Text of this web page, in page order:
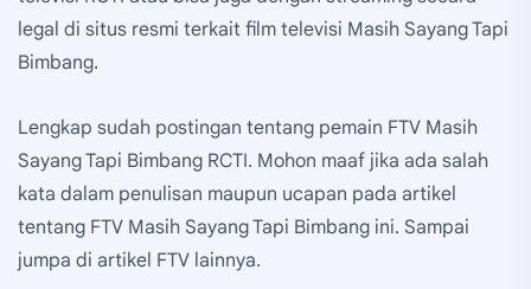
legal di situs resmi terkait film televisi Masih Sayang Tapi
Bimbang.
Lengkap sudah postingan tentang pemain FTV Masih
Sayang Tapi Bimbang RCTI. Mohon maaf jika ada salah
kata dalam penulisan maupun ucapan pada artikel
tentang FTV Masih Sayang Tapi Bimbang ini. Sampai
jumpa di artikel FTV lainnya.